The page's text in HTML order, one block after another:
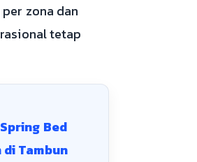
zona dan
tetap
Bed
Tambun